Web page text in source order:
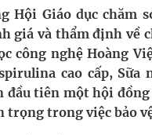
nghiệm thực tế
phụ nữ mỗi năm
Giáo dục chăm
giá và thẩm định về
công nghệ Hoàng
cao cấp, Sữa
đầu tiên một hội
trong việc bảo